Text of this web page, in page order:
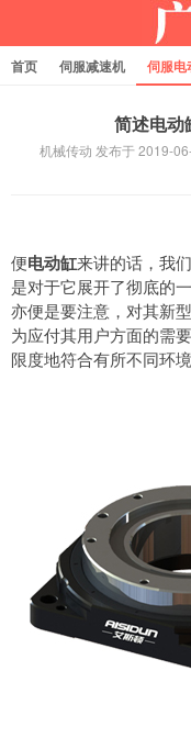
首页 伺服减速机 伺服电
简述电动
机械传动 发布于 2019-
便电动缸来讲的话，我
是对于它展开了彻底的
亦便是要注意，对其新
为应付其用户方面的需
限度地符合有所不同环境